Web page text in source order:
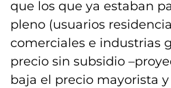
que los que ya estaban
pleno (usuarios
comerciales e industrias
precio sin subsidio
baja el precio mayorista